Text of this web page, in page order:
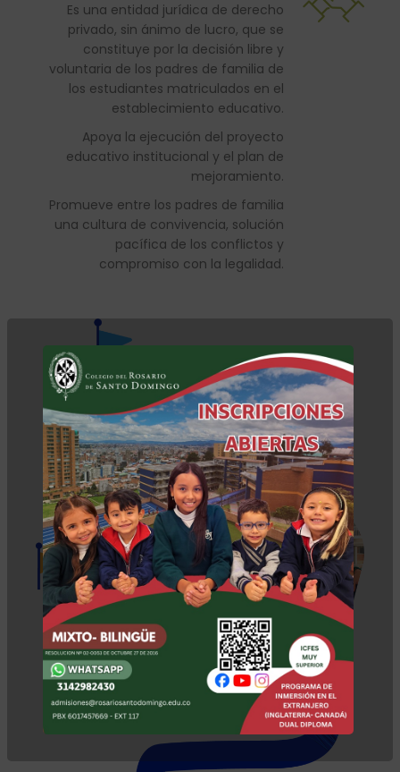
Es una entidad jurídica de derecho
privado, sin ánimo de lucro, que se
constituye por la decisión libre y
voluntaria de los padres de familia de
los estudiantes matriculados en el
establecimiento educativo.
Apoya la ejecución del proyecto
educativo institucional y el plan de
mejoramiento.
Promueve entre los padres de familia
una cultura de convivencia, solución
pacífica de los conflictos y
compromiso con la legalidad.